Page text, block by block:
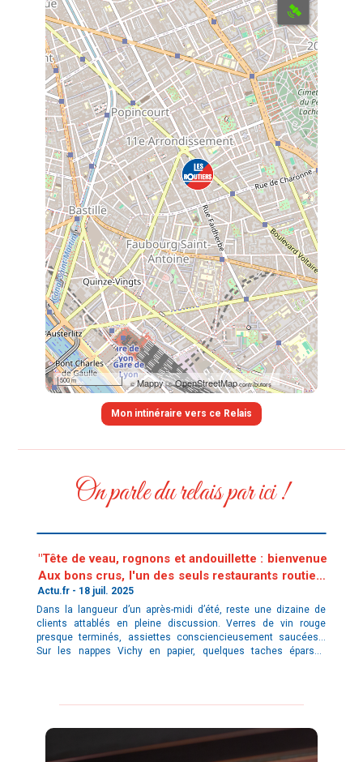
500 m ©Mappy|©OpenStreetMapcontributors
On parle du relais par ici !
"Tête de veau, rognons et andouillette : bienvenue
Aux bons crus, l'un des seuls restaurants routiers
de Paris"Actu.fr - 18 juil. 2025
Dans la langueur d’un après-midi d’été, reste une dizaine de
clients attablés en pleine discussion. Verres de vin rouge
presque terminés, assiettes consciencieusement saucées…
Sur les nappes Vichy en papier, quelques taches éparses